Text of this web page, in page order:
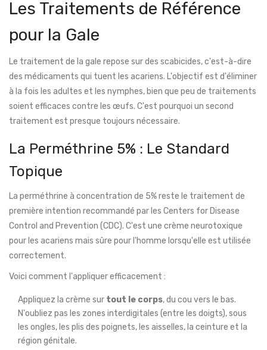
Les Traitements de Référence
pour la Gale
Le traitement de la gale repose sur des scabicides, c'est-à-dire
des médicaments qui tuent les acariens. L'objectif est d'éliminer
à la fois les adultes et les nymphes, bien que peu de traitements
soient efficaces contre les œufs. C'est pourquoi un second
traitement est presque toujours nécessaire.
La Perméthrine 5% : Le Standard
Topique
La perméthrine à concentration de 5%reste le traitement de
première intention recommandé par les Centers for Disease
Control and Prevention (CDC). C'est une crème neurotoxique
pour les acariens mais sûre pour l'homme lorsqu'elle est utilisée
correctement.
Voici comment l'appliquer efficacement :
Appliquez la crème sur tout le corps, du cou vers le bas.
N'oubliez pas les zones interdigitales (entre les doigts), sous
les ongles, les plis des poignets, les aisselles, la ceinture et la
région génitale.